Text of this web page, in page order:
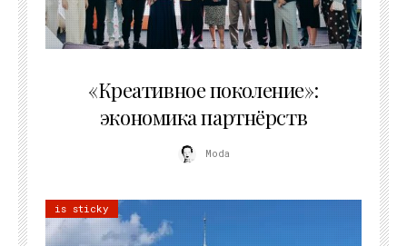
«Креативное поколение»:
экономика партнёрств
Moda
is sticky